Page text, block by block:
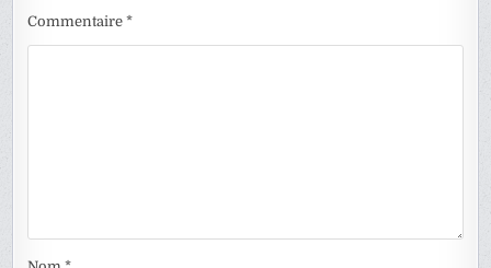
Commentaire*